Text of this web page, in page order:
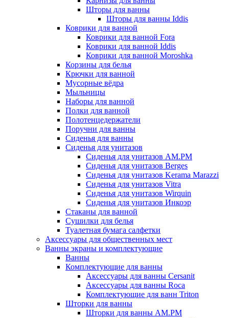
Шторы для ванны
Шторы для ванны Iddis
Коврики для ванной
Коврики для ванной Fora
Коврики для ванной Iddis
Коврики для ванной Moroshka
Корзины для белья
Крючки для ванной
Мусорные вёдра
Мыльницы
Наборы для ванной
Полки для ванной
Полотенцедержатели
Поручни для ванны
Сиденья для ванны
Сиденья для унитазов
Сиденья для унитазов AM.PM
Сиденья для унитазов Berges
Сиденья для унитазов Kerama Marazzi
Сиденья для унитазов Vitra
Сиденья для унитазов Wirquin
Сиденья для унитазов Инкоэр
Стаканы для ванной
Сушилки для белья
Туалетная бумага салфетки
Аксессуары для общественных мест
Ванны экраны и комплектующие
Ванны
Комплектующие для ванны
Аксессуары для ванны Cersanit
Аксессуары для ванны Roca
Комплектующие для ванн Triton
Шторки для ванны
Шторки для ванны AM.PM